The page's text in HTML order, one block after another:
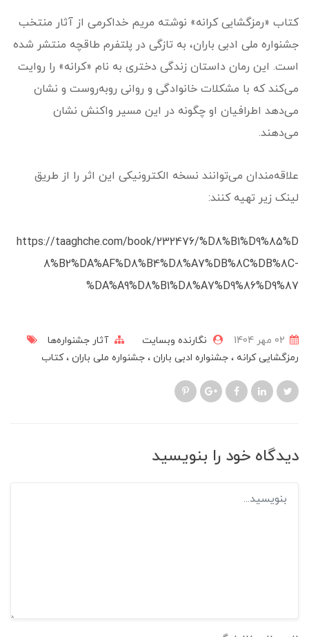
کتاب «رمزگشایی کرانه» نوشته مریم خداکرمی از آثار منتخب
جشنواره ملی ادبی باران، به تازگی در پلتفرم طاقچه منتشر شده
است. این رمان داستان زندگی دختری به نام «کرانه» را روایت
می‌کند که با مشکلات خانوادگی و روانی روبه‌روست و نشان
می‌دهد اطرافیان او چگونه در این مسیر واکنش نشان
می‌دهند.
علاقه‌مندان می‌توانند نسخه الکترونیکی این اثر را از طریق
لینک زیر تهیه کنند:
https://taaghche.com/book/232476/%D8%B1%D9%85%D
8%B2%DA%AF%D8%B4%D8%A7%DB%8C%DB%8C-
%DA%A9%D8%B1%D8%A7%D9%86%D9%87
نگارنده وبسایت
آثار جشنواره‌ها
رمزگشایی کرانه
جشنواره ادبی باران جشنواره ملی باران کتاب
دیدگاه خود را بنویسید